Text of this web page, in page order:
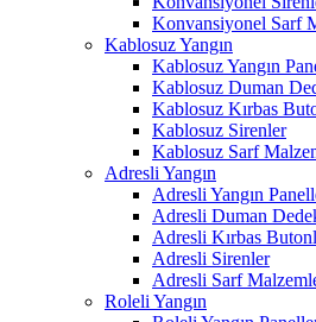
Konvansiyonel Sarf
Kablosuz Yangın
Kablosuz Yangın
Kablosuz Duman
Kablosuz Kırbas
Kablosuz Sirenler
Kablosuz Sarf
Adresli Yangın
Adresli Yangın
Adresli Duman
Adresli Kırbas
Adresli Sirenler
Adresli Sarf
Roleli Yangın